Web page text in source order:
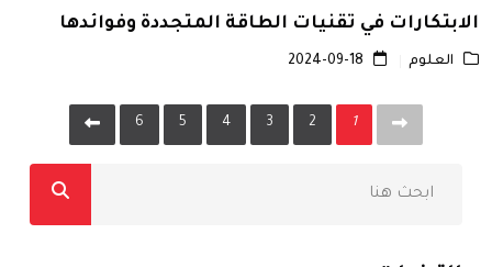
الابتكارات في تقنيات الطاقة المتجددة وفوائدها
العلوم
1
2
3
4
5
6